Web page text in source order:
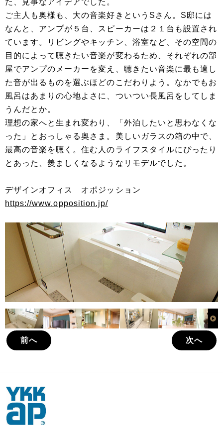
た、見事なアイデアでした。
ご主人も奥様も、大の音楽好きというSさん。S邸には
なんと、アンプが５台、スピーカーは２１台も設置され
ています。リビングやキッチン、浴室など、その空間の
目的によって聴きたい音楽が変わるため、それぞれの部
屋でアンプのメーカーを変え、聴きたい音楽に最も適し
た音が出るものを選ぶほどのこだわりよう。なかでもお
風呂はあまりの心地よさに、ついつい長風呂をしてしま
うんだとか。
理想の家へと生まれ変わり、「外泊したいと思わなくな
った」とおっしゃる奥さま。美しいガラスの箱の中で、
最高の音楽を聴く。住む人のライフスタイルにぴったり
とあった、羨ましくなるようなリモデルでした。
デザインオフィス オポジッション
https://www.opposition.jp/
前へ 次へ